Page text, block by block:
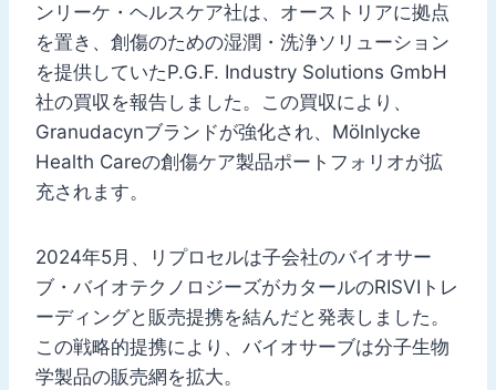
ンリーケ・ヘルスケア社は、オーストリアに拠点
を置き、創傷のための湿潤・洗浄ソリューション
を提供していたP.G.F. Industry Solutions GmbH
社の買収を報告しました。この買収により、
Granudacynブランドが強化され、Mölnlycke
Health Careの創傷ケア製品ポートフォリオが拡
充されます。
2024年5月、リプロセルは子会社のバイオサー
ブ・バイオテクノロジーズがカタールのRISVIトレ
ーディングと販売提携を結んだと発表しました。
この戦略的提携により、バイオサーブは分子生物
学製品の販売網を拡大。